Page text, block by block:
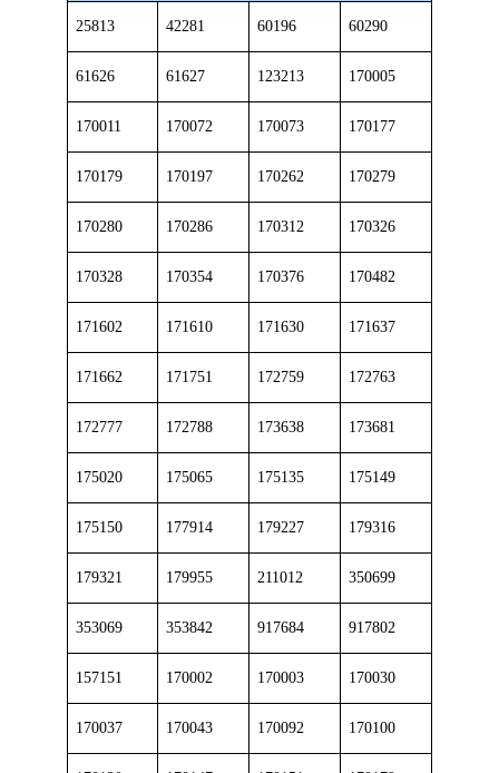
25813 42281 60196 60290
61626 61627 123213 170005
170011 170072 170073 170177
170179 170197 170262 170279
170280 170286 170312 170326
170328 170354 170376 170482
171602 171610 171630 171637
171662 171751 172759 172763
172777 172788 173638 173681
175020 175065 175135 175149
175150 177914 179227 179316
179321 179955 211012 350699
353069 353842 917684 917802
157151 170002 170003 170030
170037 170043 170092 170100